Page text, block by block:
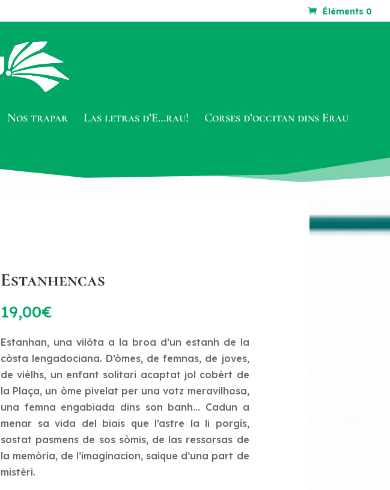
Éléments 0
Nos trapar Las letras d’E…rau! Corses d’occitan dins Erau
Estanhencas
19,00€
Estanhan, una vilòta a la broa d’un estanh de la
còsta lengadociana. D’òmes, de femnas, de joves,
de vièlhs, un enfant solitari acaptat jol cobèrt de
la Plaça, un òme pivelat per una votz meravilhosa,
una femna engabiada dins son banh… Cadun a
menar sa vida del biais que l’astre la li porgís,
sostat pasmens de sos sòmis, de las ressorsas de
la memòria, de l’imaginacion, saique d’una part de
mistèri.